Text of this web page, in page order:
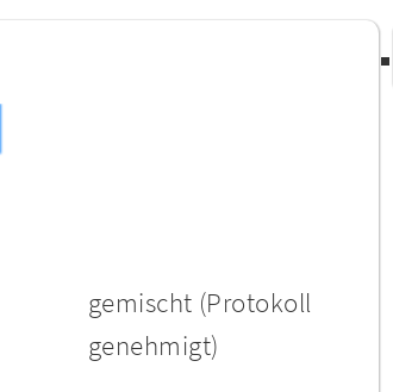
gemischt (Protokoll
genehmigt)